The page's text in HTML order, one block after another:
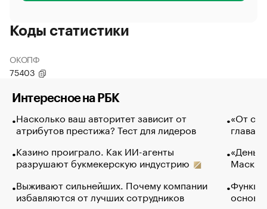
Коды статистики
ОКОПФ
75403
Интересное на РБК
Насколько ваш авторитет зависит от
атрибутов престижа? Тест для лидеров
Казино проиграло. Как ИИ-агенты
разрушают букмекерскую индустрию
Выживают сильнейших. Почему компании
избавляются от лучших сотрудников
«От
глава
Маск в
основ